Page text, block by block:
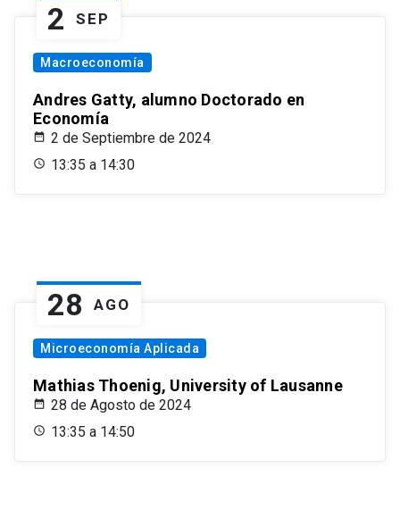
2 SEP
Macroeconomía
Andres Gatty, alumno Doctorado en
Economía
2 de Septiembre de 2024
13:35 a 14:30
28 AGO
Microeconomía Aplicada
Mathias Thoenig, University of Lausanne
28 de Agosto de 2024
13:35 a 14:50